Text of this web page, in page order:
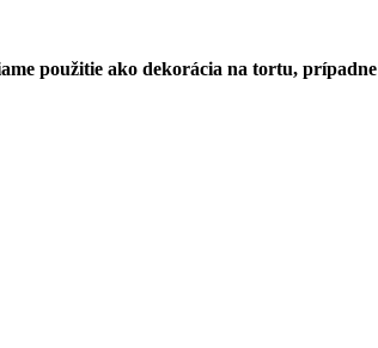
použitie ako dekorácia na tortu,